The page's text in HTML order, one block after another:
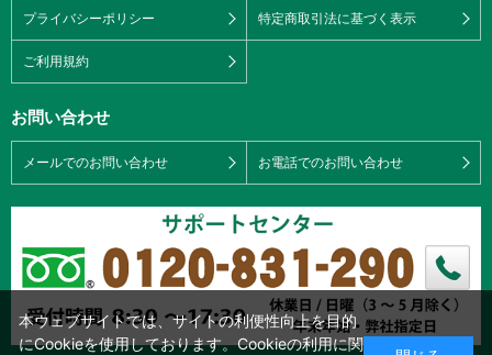
プライバシーポリシー 特定商取引法に基づく表示
ご利用規約
お問い合わせ
メールでのお問い合わせ お電話でのお問い合わせ
本ウェブサイトでは、サイトの利便性向上を目的
にCookieを使用しております。Cookieの利用に関